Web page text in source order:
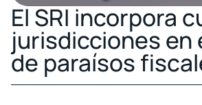
El SRI incorpora
jurisdicciones en
de paraísos